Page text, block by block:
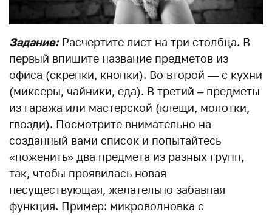
Задание:Расчертите лист на три столбца. В
первый впишите название предметов из
офиса (скрепки, кнопки). Во второй — с кухни
(миксеры, чайники, еда). В третий – предметы
из гаража или мастерской (клещи, молотки,
гвозди). Посмотрите внимательно на
созданный вами список и попытайтесь
«поженить» два предмета из разных групп,
так, чтобы проявилась новая
несуществующая, желательно забавная
функция. Пример: микроволновка с